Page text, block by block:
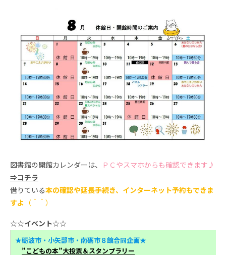
図書館の開館カレンダーは、
ＰＣやスマホからも確認できます♪
⇒コチラ
借りている本の確認や延長手続き、インターネット予約もできま
すよ （＾＾）
☆☆イベント☆☆
★砺波市・小矢部市・南砺市８館合同企画★
”こどもの本”大投票＆スタンプラリー